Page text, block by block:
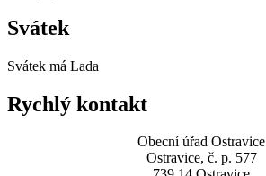
Svátek
Svátek má Lada
Rychlý kontakt
Obecní úřad Ostravice
Ostravice, č. p. 577